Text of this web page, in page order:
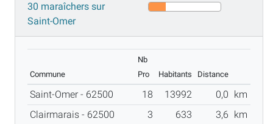
30 maraîchers sur
Saint-Omer
Commune
Nb
Pro
Habitants Distance
Saint-Omer - 62500 18 13992 0,0 km
Clairmarais - 62500
3 633 3,6 km